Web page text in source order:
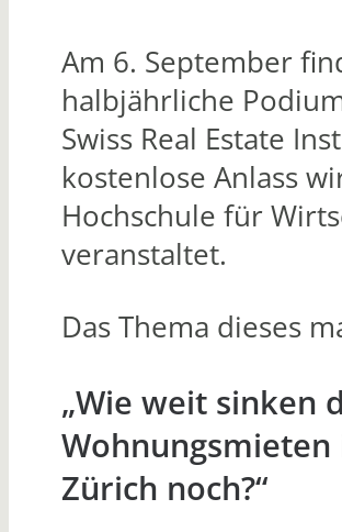
Am 6. September
halbjährliche
Swiss Real Estate
kostenlose Anlass
Hochschule für
veranstaltet.
Das Thema dieses
„Wie weit sinken
Zürich noch?“